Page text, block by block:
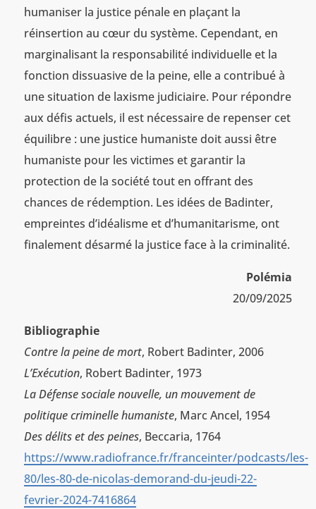
humaniser la justice pénale en plaçant la
réinsertion au cœur du système. Cependant, en
marginalisant la responsabilité individuelle et la
fonction dissuasive de la peine, elle a contribué à
une situation de laxisme judiciaire. Pour répondre
aux défis actuels, il est nécessaire de repenser cet
équilibre : une justice humaniste doit aussi être
humaniste pour les victimes et garantir la
protection de la société tout en offrant des
chances de rédemption. Les idées de Badinter,
empreintes d’idéalisme et d’humanitarisme, ont
finalement désarmé la justice face à la criminalité.
Polémia
20/09/2025
Bibliographie
Contre la peine de mort, Robert Badinter, 2006
L’Exécution, Robert Badinter, 1973
La Défense sociale nouvelle, un mouvement de
politique criminelle humaniste, Marc Ancel, 1954
Des délits et des peines, Beccaria, 1764
https://www.radiofrance.fr/franceinter/podcasts/les-
80/les-80-de-nicolas-demorand-du-jeudi-22-
fevrier-2024-7416864